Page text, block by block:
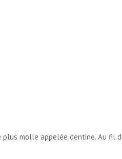
molle appelée dentine. Au fil